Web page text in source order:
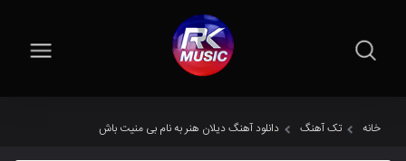
خانه تک آهنگ دانلود آهنگ دیلان هنر به نام بی منیت باش